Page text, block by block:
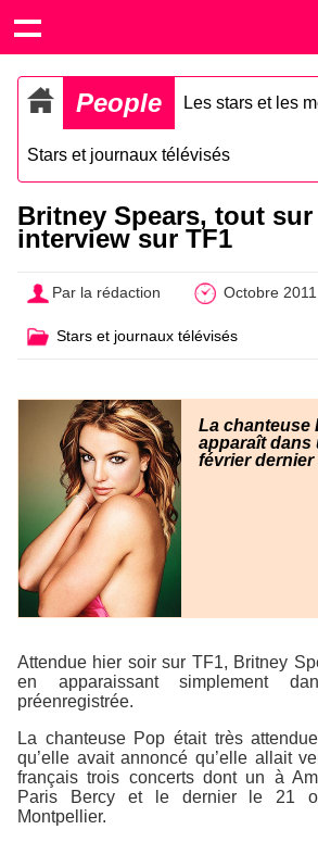
People Les stars et les
Stars et journaux télévisés
Britney Spears, tout
interview sur TF1
Par la rédaction Octobre 2011
Stars et journaux télévisés
La chanteuse
apparaît dans
février dernier
Attendue hier soir sur TF1, Britney
en apparaissant simplement
préenregistrée.
La chanteuse Pop était très
qu’elle avait annoncé qu’elle allait
français trois concerts dont un à
Paris Bercy et le dernier le 21
Montpellier.